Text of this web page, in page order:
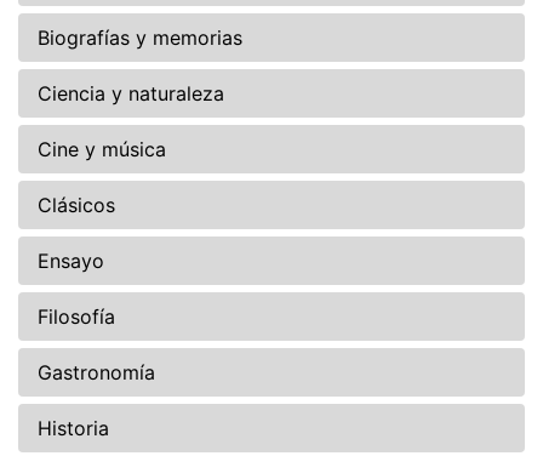
Biografías y memorias
Ciencia y naturaleza
Cine y música
Clásicos
Ensayo
Filosofía
Gastronomía
Historia